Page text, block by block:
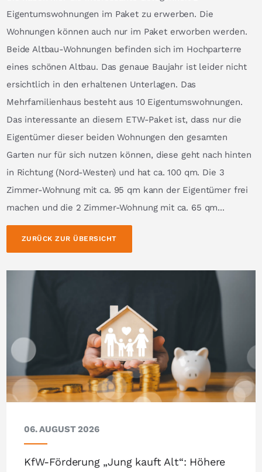
Eigentumswohnungen im Paket zu erwerben. Die
Wohnungen können auch nur im Paket erworben werden.
Beide Altbau-Wohnungen befinden sich im Hochparterre
eines schönen Altbau. Das genaue Baujahr ist leider nicht
ersichtlich in den erhaltenen Unterlagen. Das
Mehrfamilienhaus besteht aus 10 Eigentumswohnungen.
Das interessante an diesem ETW-Paket ist, dass nur die
Eigentümer dieser beiden Wohnungen den gesamten
Garten nur für sich nutzen können, diese geht nach hinten
in Richtung (Nord-Westen) und hat ca. 100 qm. Die 3
Zimmer-Wohnung mit ca. 95 qm kann der Eigentümer frei
machen und die 2 Zimmer-Wohnung mit ca. 65 qm...
ZURÜCK ZUR ÜBERSICHT
06. AUGUST 2026
KfW-Förderung „Jung kauft Alt“: Höhere